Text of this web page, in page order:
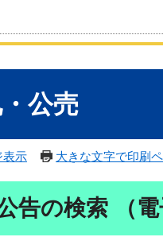
公売
表示 大きな文字で印刷
告の検索 （電